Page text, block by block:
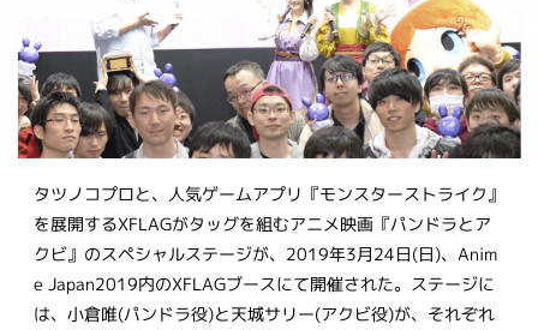
タツノコプロと、人気ゲームアプリ『モンスターストライク』
を展開するXFLAGがタッグを組むアニメ映画『パンドラとア
クビ』のスペシャルステージが、2019年3月24日(日)、Anim
e Japan2019内のXFLAGブースにて開催された。ステージに
は、小倉唯(パンドラ役)と天城サリー(アクビ役)が、それぞれ